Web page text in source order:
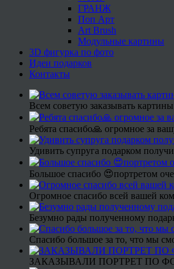
ГРАНЖ
Поп Арт
Art Brush
Модульные картины
3D фигурка по фото
Идеи подарков
Контакты
Всем советую заказывать
Ребята спасибо🙏 огромное за
Удивить супруга подарком
Большое спасибо 😍портретом
Огромное спасибо всей вашей
Безумно рады полученному
Спасибо большое за то, что мы
ЗАКАЗЫВАЛИ ПОРТРЕТ ПО